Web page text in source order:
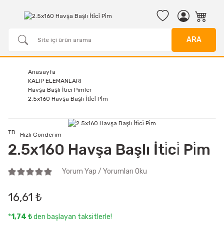
ARA
Anasayfa
KALIP ELEMANLARI
Havşa Başlı İtici Pimler
2.5x160 Havşa Başlı İti̇ci̇ Pi̇m
Hızlı Gönderim
TD
2.5x160 Havşa Başlı İti̇ci̇ Pi̇m
Yorum Yap / Yorumları Oku
16,61 ₺
*1,74 ₺den başlayan taksitlerle!